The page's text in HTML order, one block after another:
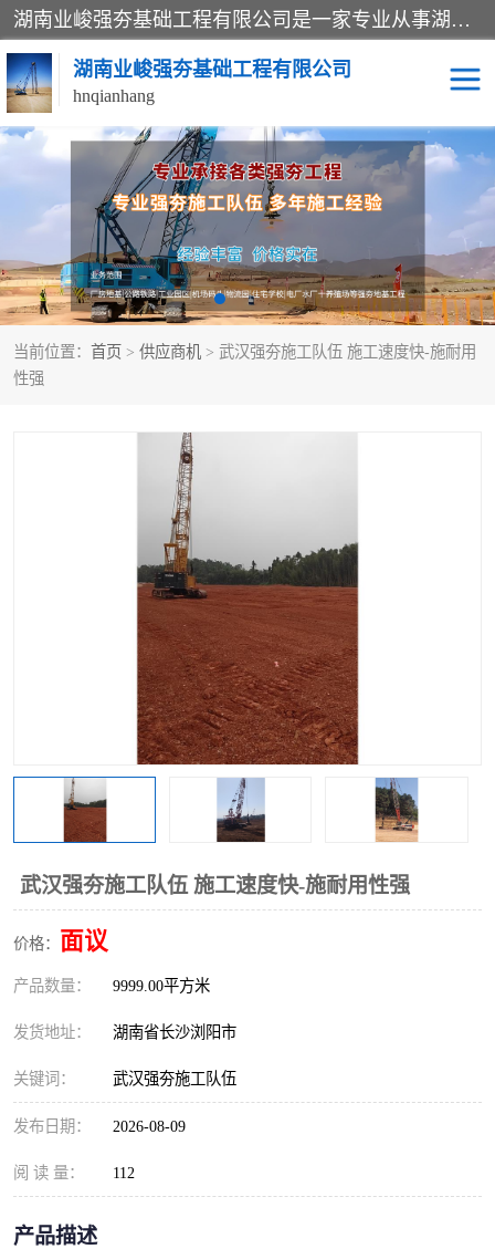
湖南业峻强夯基础工程有限公司是一家专业从事湖南强夯基础工程、强夯机租赁，地基处理的施工单位。业务覆盖：湖南、广东，江西等地。可承接1000KN.m-25000KN.m强夯（置换）工程。公司创始人是国内较早期从事强夯施工的建设者，经过多年的一步一个脚印的发展，在行业内具有较高的度和良好的口碑。
湖南业峻强夯基础工程有限公司
hnqianhang
当前位置： 首页 > 供应商机 > 武汉强夯施工队伍 施工速度快-施耐用
性强
武汉强夯施工队伍 施工速度快-施耐用性强
价格： 面议
产品数量： 9999.00平方米
发货地址： 湖南省长沙浏阳市
关键词： 武汉强夯施工队伍
发布日期： 2026-08-09
阅 读 量： 112
产品描述
强夯施工案例 强夯机租赁
强夯施工工程 强夯施工队伍
强夯队伍